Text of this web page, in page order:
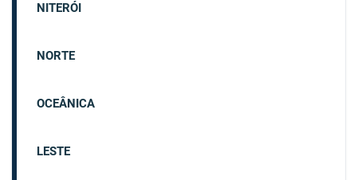
NITERÓI
NORTE
OCEÂNICA
LESTE